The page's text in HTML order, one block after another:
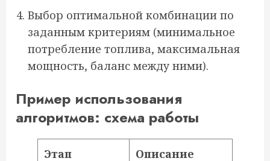
Выбор оптимальной комбинации по
заданным критериям (минимальное
потребление топлива, максимальная
мощность, баланс между ними).
Пример использования
алгоритмов: схема работы
Этап Описание